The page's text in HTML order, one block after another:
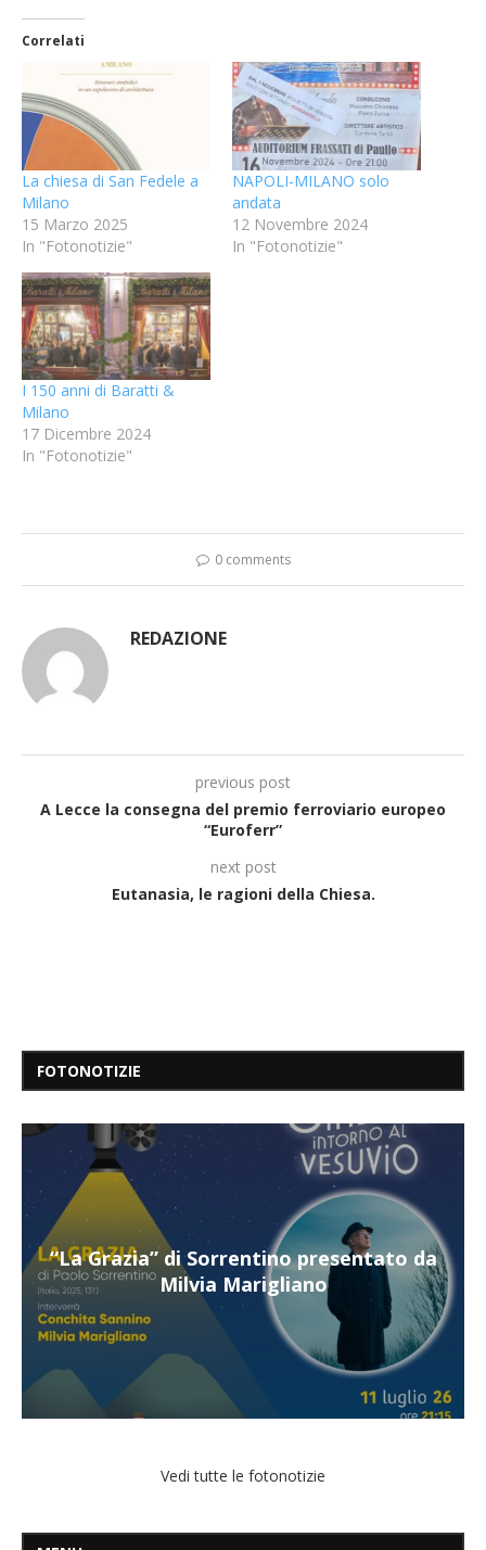
Correlati
La chiesa di San Fedele a
Milano
15 Marzo 2025
In "Fotonotizie"
NAPOLI-MILANO solo
andata
12 Novembre 2024
In "Fotonotizie"
I 150 anni di Baratti &
Milano
17 Dicembre 2024
In "Fotonotizie"
0 comments
REDAZIONE
previous post
A Lecce la consegna del premio ferroviario europeo
“Euroferr”
next post
Eutanasia, le ragioni della Chiesa.
FOTONOTIZIE
“Il respiro del mare”, personale di Terry
Mangiatordi
Vedi tutte le fotonotizie